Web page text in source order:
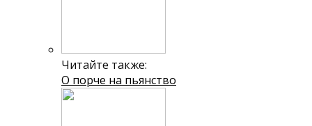
Читайте также:
О порче на пьянство